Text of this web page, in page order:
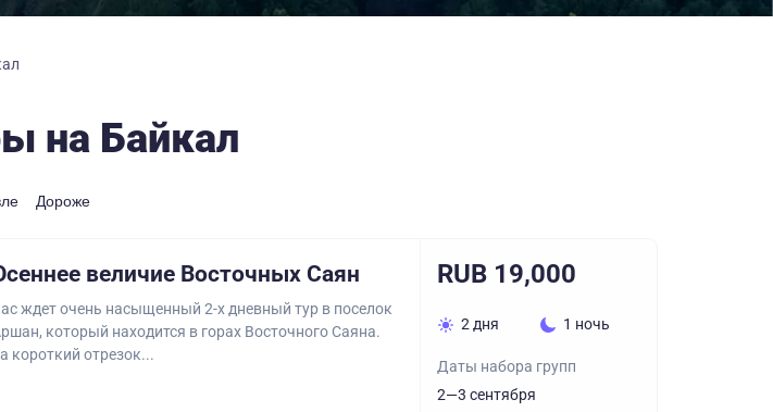
на Байкал
Дороже
величие Восточных Саян
ждет очень насыщенный 2-х дневный тур в поселок
который находится в горах Восточного Саяна.
короткий отрезок...
RUB 19,000
2 дня 1 ночь
Даты набора групп
2—3 сентября